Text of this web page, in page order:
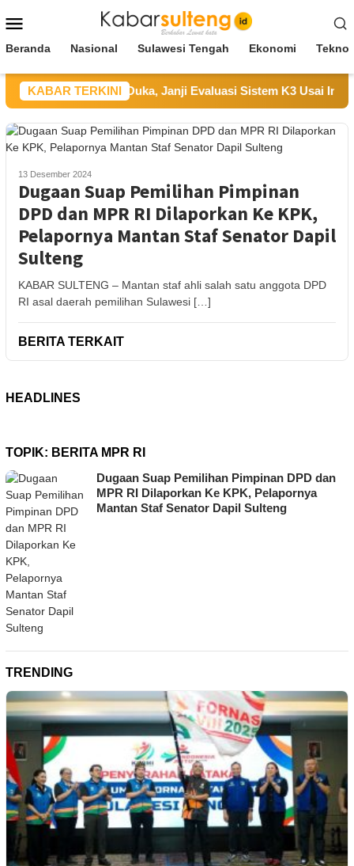
ke
Mobile
Beranda Nasional Sulawesi Tengah Ekonomi
KABAR TERKINI
UKK Sampaikan Duka, Janji Evaluasi Sistem K3 Usai
13 Desember 2024
Dugaan Suap Pemilihan Pimpinan
DPD dan MPR RI Dilaporkan Ke KPK,
Pelapornya Mantan Staf Senator Dapil
Sulteng
KABAR SULTENG – Mantan staf ahli salah satu anggota DPD
RI asal daerah pemilihan Sulawesi […]
BERITA TERKAIT
HEADLINES
TOPIK: BERITA MPR RI
Dugaan Suap Pemilihan Pimpinan DPD dan
MPR RI Dilaporkan Ke KPK, Pelapornya
Mantan Staf Senator Dapil Sulteng
TRENDING